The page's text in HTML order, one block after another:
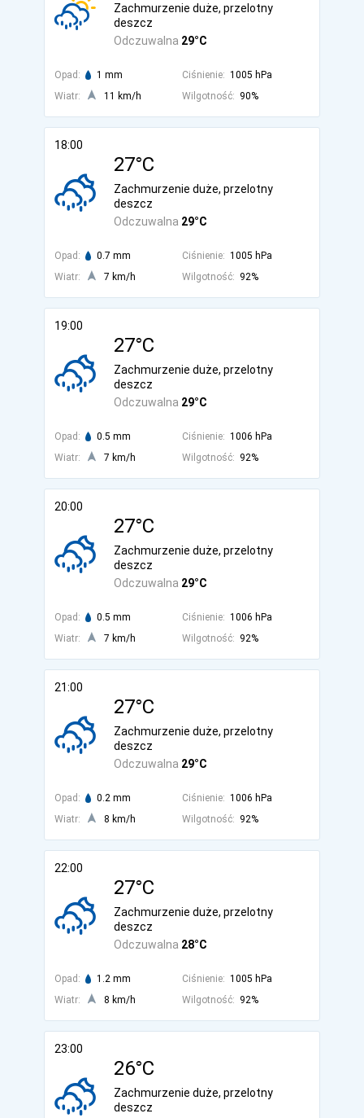
Odczuwalna 29°C
Zachmurzenie duże, przelotny
deszcz
Opad: 1 mm Ciśnienie: 1005 hPa
Wiatr:
11 km/h Wilgotność: 90%
18:00
27°C
Odczuwalna 29°C
Zachmurzenie duże, przelotny
deszcz
Opad: 0.7 mm Ciśnienie: 1005 hPa
Wiatr:
7 km/h Wilgotność: 92%
19:00
27°C
Odczuwalna 29°C
Zachmurzenie duże, przelotny
deszcz
Opad: 0.5 mm Ciśnienie: 1006 hPa
Wiatr:
7 km/h Wilgotność: 92%
20:00
27°C
Odczuwalna 29°C
Zachmurzenie duże, przelotny
deszcz
Opad: 0.5 mm Ciśnienie: 1006 hPa
Wiatr:
7 km/h Wilgotność: 92%
21:00
27°C
Odczuwalna 29°C
Zachmurzenie duże, przelotny
deszcz
Opad: 0.2 mm Ciśnienie: 1006 hPa
Wiatr:
8 km/h Wilgotność: 92%
22:00
27°C
Odczuwalna 28°C
Zachmurzenie duże, przelotny
deszcz
Opad: 1.2 mm Ciśnienie: 1005 hPa
Wiatr:
8 km/h Wilgotność: 92%
23:00
26°C
Zachmurzenie duże, przelotny
deszcz